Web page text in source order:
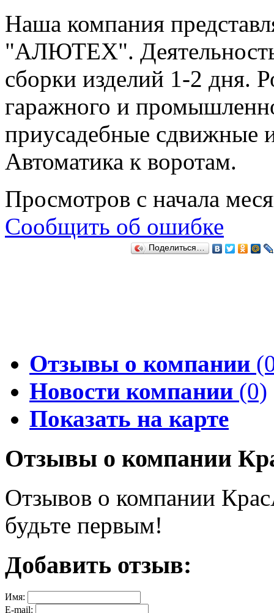
Наша компания
"АЛЮТЕХ".
сборки изделий 1-2 дня.
гаражного и
приусадебные
Автоматика к воротам.
Просмотров с начала
Сообщить об ошибке
Поделиться…
Отзывы о компании
Новости компании (0)
Показать на карте
Отзывы о компании
Отзывов о компании
будьте первым!
Добавить отзыв:
Имя:
E-mail: